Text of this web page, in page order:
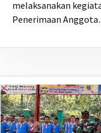
melaksanakan
Penerimaan